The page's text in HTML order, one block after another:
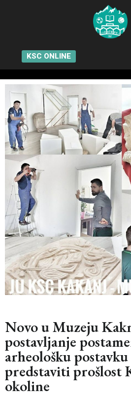
KSC ONLINE
Novo u Muzeju
postavljanje
arheološku postavku
predstaviti prošlost
okoline